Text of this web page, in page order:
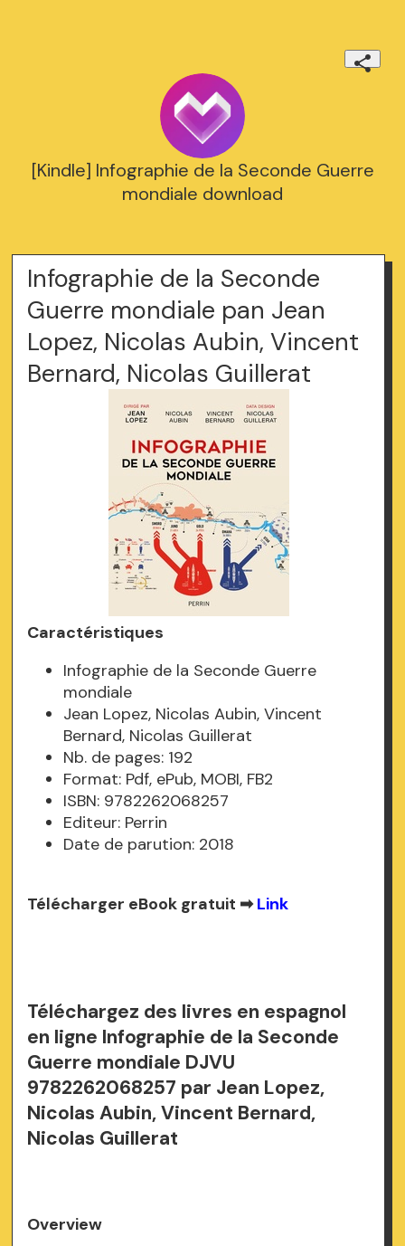
[Kindle] Infographie de la Seconde Guerre
mondiale download
Infographie de la Seconde
Guerre mondiale pan Jean
Lopez, Nicolas Aubin, Vincent
Bernard, Nicolas Guillerat
Caractéristiques
Infographie de la Seconde Guerre
mondiale
Jean Lopez, Nicolas Aubin, Vincent
Bernard, Nicolas Guillerat
Nb. de pages: 192
Format: Pdf, ePub, MOBI, FB2
ISBN: 9782262068257
Editeur: Perrin
Date de parution: 2018
Télécharger eBook gratuit ➡Link
Téléchargez des livres en espagnol
en ligne Infographie de la Seconde
Guerre mondiale DJVU
9782262068257 par Jean Lopez,
Nicolas Aubin, Vincent Bernard,
Nicolas Guillerat
Overview